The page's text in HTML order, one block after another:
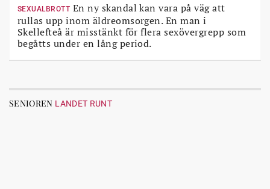
SEXUALBROTT En ny skandal kan vara på väg att
rullas upp inom äldreomsorgen. En man i
Skellefteå är misstänkt för flera sexövergrepp som
begåtts under en lång period.
SENIOREN LANDET RUNT